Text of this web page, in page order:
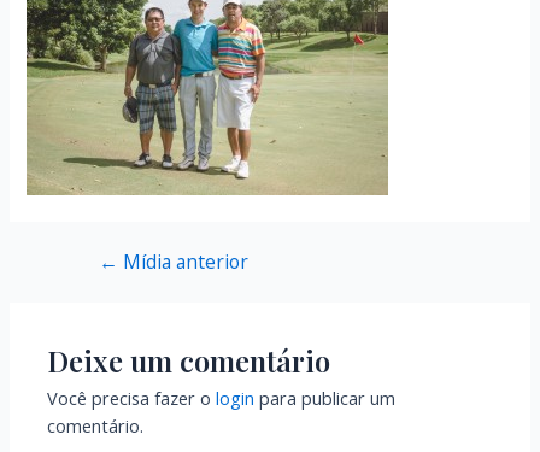
← Mídia anterior
Deixe um comentário
Você precisa fazer ologin para publicar um
comentário.